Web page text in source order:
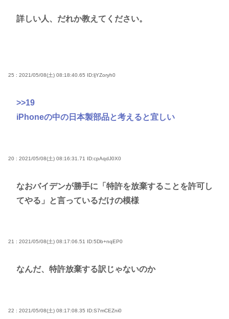
詳しい人、だれか教えてください。
25 : 2021/05/08(土) 08:18:40.65 ID:ljYZoryh0
>>19
iPhoneの中の日本製部品と考えると宜しい
20 : 2021/05/08(土) 08:16:31.71 ID:cpAqdJ0X0
なおバイデンが勝手に「特許を放棄することを許可し
てやる」と言っているだけの模様
21 : 2021/05/08(土) 08:17:06.51 ID:5Db+nqEP0
なんだ、特許放棄する訳じゃないのか
22 : 2021/05/08(土) 08:17:08.35 ID:S7mCEZni0